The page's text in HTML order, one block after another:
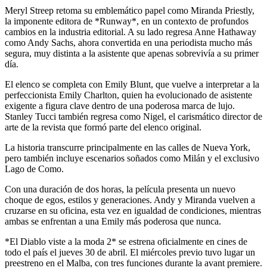
Meryl Streep retoma su emblemático papel como Miranda Priestly,
la imponente editora de *Runway*, en un contexto de profundos
cambios en la industria editorial. A su lado regresa Anne Hathaway
como Andy Sachs, ahora convertida en una periodista mucho más
segura, muy distinta a la asistente que apenas sobrevivía a su primer
día.
El elenco se completa con Emily Blunt, que vuelve a interpretar a la
perfeccionista Emily Charlton, quien ha evolucionado de asistente
exigente a figura clave dentro de una poderosa marca de lujo.
Stanley Tucci también regresa como Nigel, el carismático director de
arte de la revista que formó parte del elenco original.
La historia transcurre principalmente en las calles de Nueva York,
pero también incluye escenarios soñados como Milán y el exclusivo
Lago de Como.
Con una duración de dos horas, la película presenta un nuevo
choque de egos, estilos y generaciones. Andy y Miranda vuelven a
cruzarse en su oficina, esta vez en igualdad de condiciones, mientras
ambas se enfrentan a una Emily más poderosa que nunca.
*El Diablo viste a la moda 2* se estrena oficialmente en cines de
todo el país el jueves 30 de abril. El miércoles previo tuvo lugar un
preestreno en el Malba, con tres funciones durante la avant premiere.